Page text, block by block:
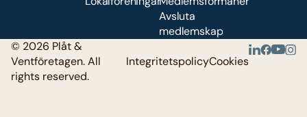
Avsluta
medlemskap
© 2026 Plåt &
Ventföretagen. All
rights reserved.
IntegritetspolicyCookies